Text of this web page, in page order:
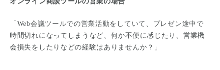
「Web会議ツールでの営業活動をしていて、プレゼン途中で
時間切れになってしまうなど、何か不便に感じたり、営業機
会損失をしたりなどの経験はありませんか？」